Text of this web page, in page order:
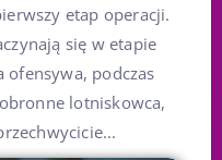
etap operacji.
się w etapie
ofensywa, podczas
lotniskowca,